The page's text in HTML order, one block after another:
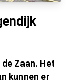
Zaan. Het
kunnen er